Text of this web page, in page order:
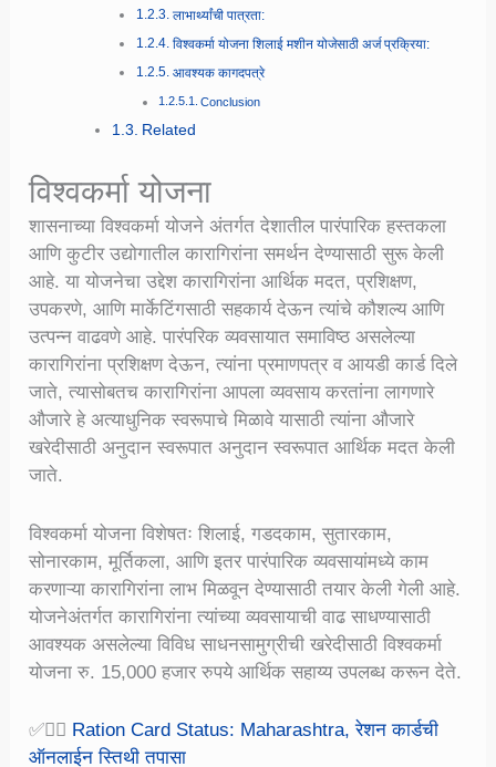
लाभार्थ्यांची पात्रता:
विश्वकर्मा योजना शिलाई मशीन योजेसाठी अर्ज प्रक्रिया:
आवश्यक कागदपत्रे
Conclusion
Related
विश्वकर्मा योजना
शासनाच्या विश्वकर्मा योजने अंतर्गत देशातील पारंपारिक हस्तकला
आणि कुटीर उद्योगातील कारागिरांना समर्थन देण्यासाठी सुरू केली
आहे. या योजनेचा उद्देश कारागिरांना आर्थिक मदत, प्रशिक्षण,
उपकरणे, आणि मार्केटिंगसाठी सहकार्य देऊन त्यांचे कौशल्य आणि
उत्पन्न वाढवणे आहे. पारंपरिक व्यवसायात समाविष्ठ असलेल्या
कारागिरांना प्रशिक्षण देऊन, त्यांना प्रमाणपत्र व आयडी कार्ड दिले
जाते, त्यासोबतच कारागिरांना आपला व्यवसाय करतांना लागणारे
औजारे हे अत्याधुनिक स्वरूपाचे मिळावे यासाठी त्यांना औजारे
खरेदीसाठी अनुदान स्वरूपात अनुदान स्वरूपात आर्थिक मदत केली
जाते.
विश्वकर्मा योजना विशेषतः शिलाई, गडदकाम, सुतारकाम,
सोनारकाम, मूर्तिकला, आणि इतर पारंपारिक व्यवसायांमध्ये काम
करणाऱ्या कारागिरांना लाभ मिळवून देण्यासाठी तयार केली गेली आहे.
योजनेअंतर्गत कारागिरांना त्यांच्या व्यवसायाची वाढ साधण्यासाठी
आवश्यक असलेल्या विविध साधनसामुग्रीची खरेदीसाठी विश्वकर्मा
योजना रु. 15,000 हजार रुपये आर्थिक सहाय्य उपलब्ध करून देते.
✅👉🏻 Ration Card Status: Maharashtra, रेशन कार्डची
ऑनलाईन स्तिथी तपासा